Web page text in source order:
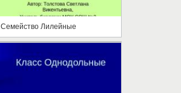
Семейство Лилейные